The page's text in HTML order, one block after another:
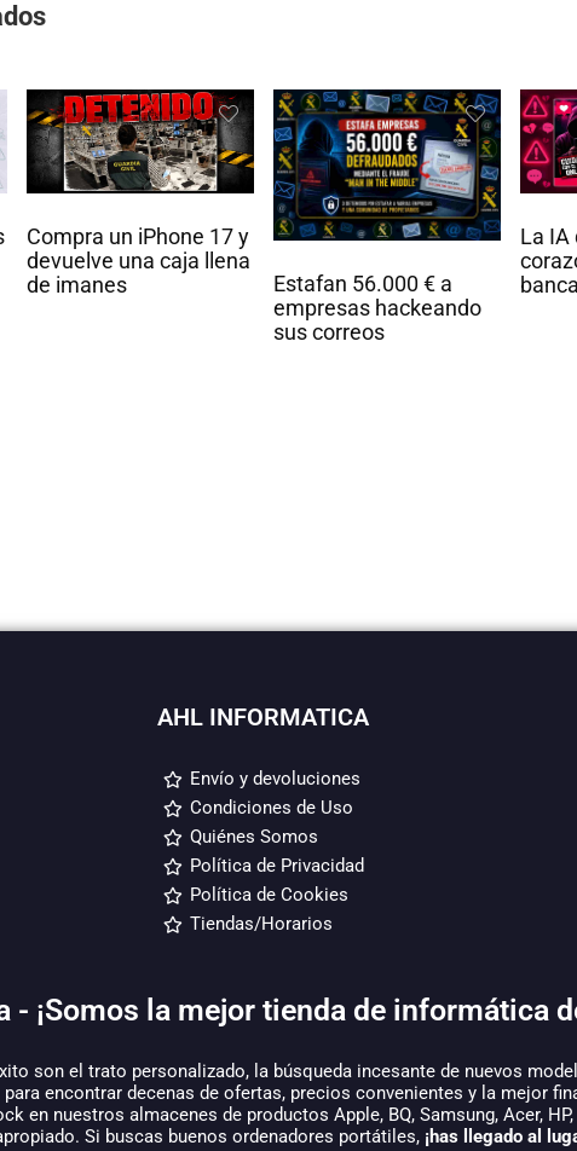
Compra un iPhone 17 y
devuelve una caja llena
de imanes
Estafan 56.000 € a
empresas hackeando
sus correos
La IA
AHL INFORMATICA
Envío y devoluciones
Condiciones de Uso
Quiénes Somos
Política de Privacidad
Política de Cookies
Tiendas/Horarios
- ¡Somos la mejor tienda de informática
son el trato personalizado, la búsqueda incesante de nuevos
encontrar decenas de ofertas, precios convenientes y la mejor
en nuestros almacenes de productos Apple, BQ, Samsung, Acer,
Si buscas buenos ordenadores portátiles, ¡has llegado al